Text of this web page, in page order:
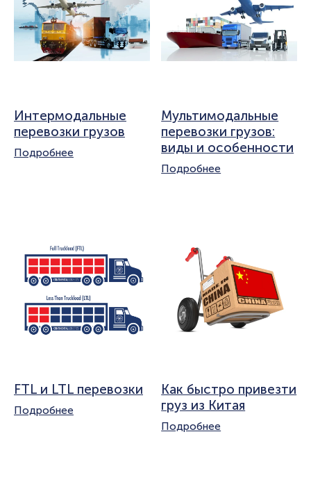
Интермодальные
перевозки грузов
Подробнее
Мультимодальные
перевозки грузов:
виды и особенности
Подробнее
FTL и LTL перевозки
Подробнее
Как быстро привезти
груз из Китая
Подробнее